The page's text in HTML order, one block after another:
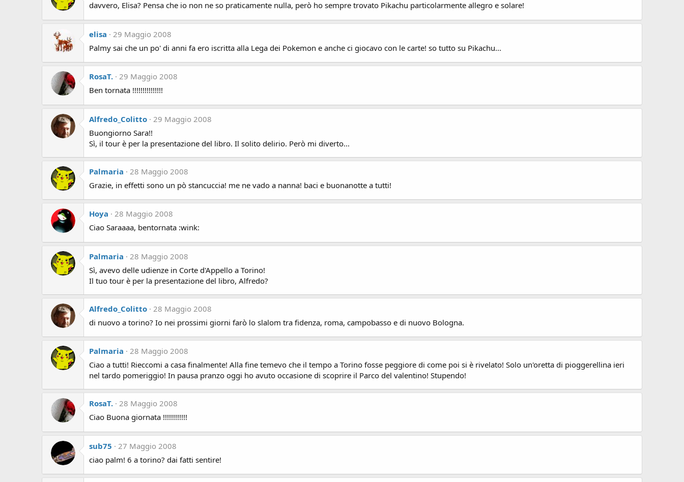
davvero, Elisa? Pensa che io non ne so praticamente nulla, però ho sempre trovato Pikachu particolarmente allegro e solare!
elisa
29 Maggio 2008
Palmy sai che un po' di anni fa ero iscritta alla Lega dei Pokemon e anche ci giocavo con le carte! so tutto su Pikachu...
RosaT. 29 Maggio 2008
Ben tornata !!!!!!!!!!!!!!!
Alfredo_Colitto
29 Maggio 2008
Buongiorno Sara!!
Sì, il tour è per la presentazione del libro. Il solito delirio. Però mi diverto...
Palmaria
28 Maggio 2008
Grazie, in effetti sono un pò stancuccia! me ne vado a nanna! baci e buonanotte a tutti!
Hoya
28 Maggio 2008
Ciao Saraaaa, bentornata :wink:
Palmaria
28 Maggio 2008
Sì, avevo delle udienze in Corte d'Appello a Torino!
Il tuo tour è per la presentazione del libro, Alfredo?
Alfredo_Colitto
28 Maggio 2008
di nuovo a torino? Io nei prossimi giorni farò lo slalom tra fidenza, roma, campobasso e di nuovo Bologna.
Palmaria
28 Maggio 2008
Ciao a tutti! Rieccomi a casa finalmente! Alla fine temevo che il tempo a Torino fosse peggiore di come poi si è rivelato! Solo un'oretta di pioggerellina ieri
nel tardo pomeriggio! In pausa pranzo oggi ho avuto occasione di scoprire il Parco del valentino! Stupendo!
RosaT. 28 Maggio 2008
Ciao Buona giornata !!!!!!!!!!!!
sub75
27 Maggio 2008
ciao palm! 6 a torino? dai fatti sentire!